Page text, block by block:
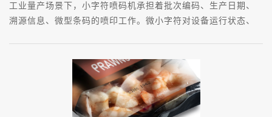
工业量产场景下，小字符喷码机承担着批次编码、生产日期、
溯源信息、微型条码的喷印工作。微小字符对设备运行状态、
题，造成批量产品标识不统一，影响产品流通与品质管控。